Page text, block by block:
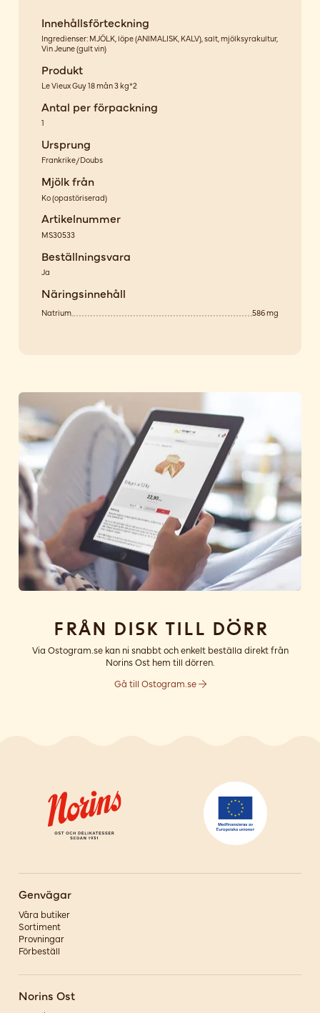
Innehållsförteckning
Ingredienser: MJÖLK, löpe (ANIMALISK, KALV), salt, mjölksyrakultur,
Vin Jeune (gult vin)
Produkt
Le Vieux Guy 18 mån 3 kg*2
Antal per förpackning
1
Ursprung
Frankrike/Doubs
Mjölk från
Ko(opastöriserad)
Artikelnummer
MS30533
Beställningsvara
Ja
Näringsinnehåll
Natrium 586 mg
Från disk till dörr
Via Ostogram.se kan ni snabbt och enkelt beställa direkt från
Norins Ost hem till dörren.
Gå till Ostogram.se
Genvägar
Våra butiker
Sortiment
Provningar
Förbeställ
Norins Ost